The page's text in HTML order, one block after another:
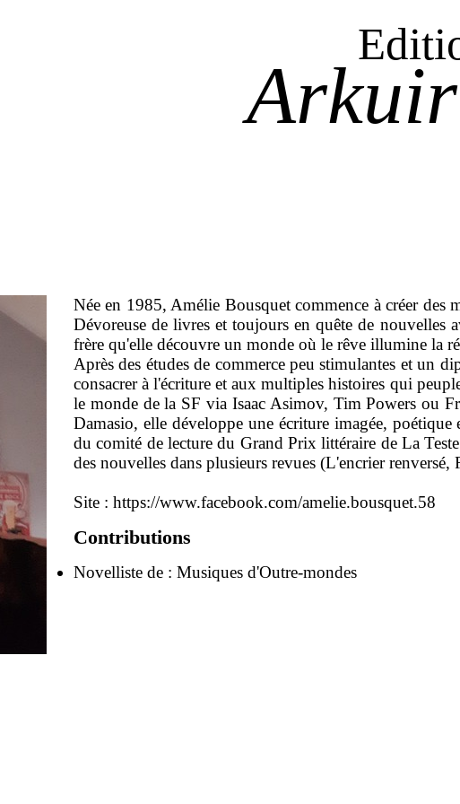
Née en 1985, Amélie Bousquet commence à créer des
Dévoreuse de livres et toujours en quête de nouvelles
frère qu'elle découvre un monde où le rêve illumine la
Après des études de commerce peu stimulantes et un
consacrer à l'écriture et aux multiples histoires qui
le monde de la SF via Isaac Asimov, Tim Powers ou
Damasio, elle développe une écriture imagée,
du comité de lecture du Grand Prix littéraire de La
des nouvelles dans plusieurs revues (L'encrier
Site : https://www.facebook.com/amelie.bousquet.58
Contributions
Novelliste de : Musiques d'Outre-mondes